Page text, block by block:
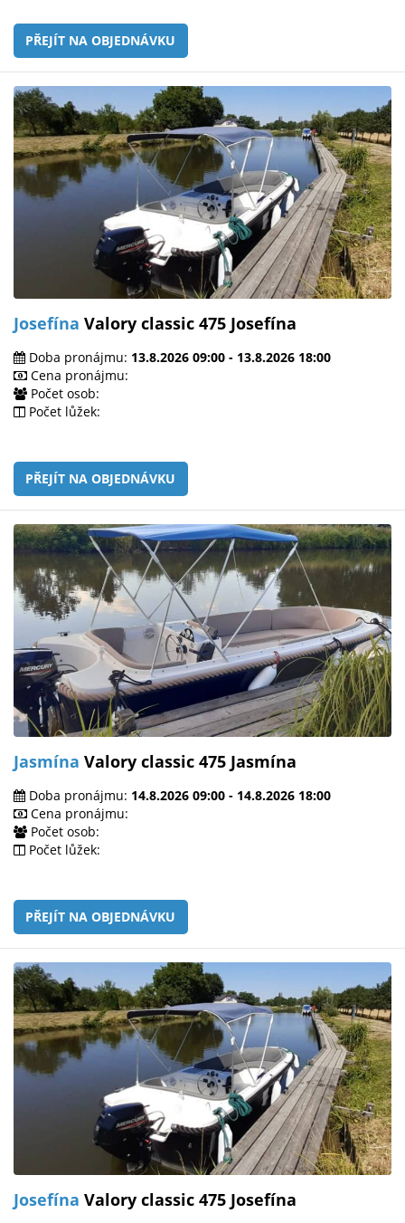
PŘEJÍT NA OBJEDNÁVKU
Josefína Valory classic 475 Josefína
Doba pronájmu: 13.8.2026 09:00 - 13.8.2026 18:00
Cena pronájmu:
Počet osob:
Počet lůžek:
PŘEJÍT NA OBJEDNÁVKU
Jasmína Valory classic 475 Jasmína
Doba pronájmu: 14.8.2026 09:00 - 14.8.2026 18:00
Cena pronájmu:
Počet osob:
Počet lůžek:
PŘEJÍT NA OBJEDNÁVKU
Josefína Valory classic 475 Josefína